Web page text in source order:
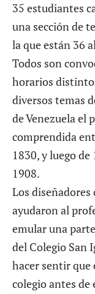
35 estudiantes
una sección de
la que están 36
Todos son
horarios
diversos temas
de Venezuela el
comprendida
1830, y luego de
1908.
Los diseñadores
ayudaron al
emular una
del Colegio San
hacer sentir que
colegio antes de